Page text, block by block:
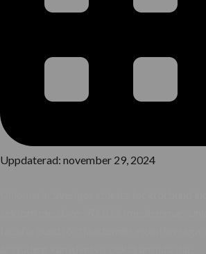
Uppdaterad: november 29, 2024